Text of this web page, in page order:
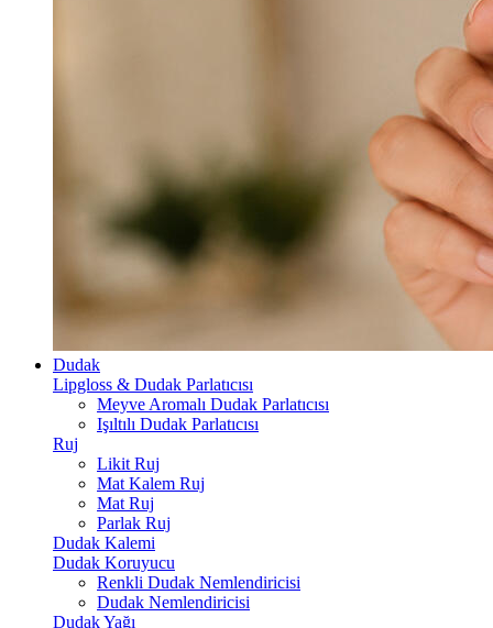
Dudak
Lipgloss & Dudak Parlatıcısı
Meyve Aromalı Dudak Parlatıcısı
Işıltılı Dudak Parlatıcısı
Ruj
Likit Ruj
Mat Kalem Ruj
Mat Ruj
Parlak Ruj
Dudak Kalemi
Dudak Koruyucu
Renkli Dudak Nemlendiricisi
Dudak Nemlendiricisi
Dudak Yağı